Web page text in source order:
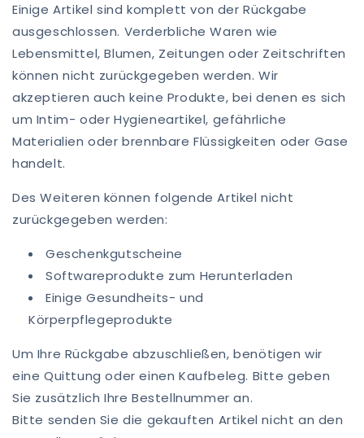
Einige Artikel sind komplett von der Rückgabe
ausgeschlossen. Verderbliche Waren wie
Lebensmittel, Blumen, Zeitungen oder Zeitschriften
können nicht zurückgegeben werden. Wir
akzeptieren auch keine Produkte, bei denen es sich
um Intim- oder Hygieneartikel, gefährliche
Materialien oder brennbare Flüssigkeiten oder Gase
handelt.
Des Weiteren können folgende Artikel nicht
zurückgegeben werden:
Geschenkgutscheine
Softwareprodukte zum Herunterladen
Einige Gesundheits- und
Körperpflegeprodukte
Um Ihre Rückgabe abzuschließen, benötigen wir
eine Quittung oder einen Kaufbeleg. Bitte geben
Sie zusätzlich Ihre Bestellnummer an.
Bitte senden Sie die gekauften Artikel nicht an den